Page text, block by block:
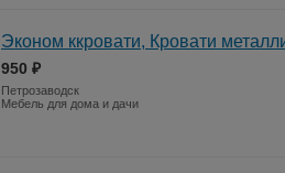
Эконом ккровати, Кровати
950 ₽
Петрозаводск
Мебель для дома и дачи